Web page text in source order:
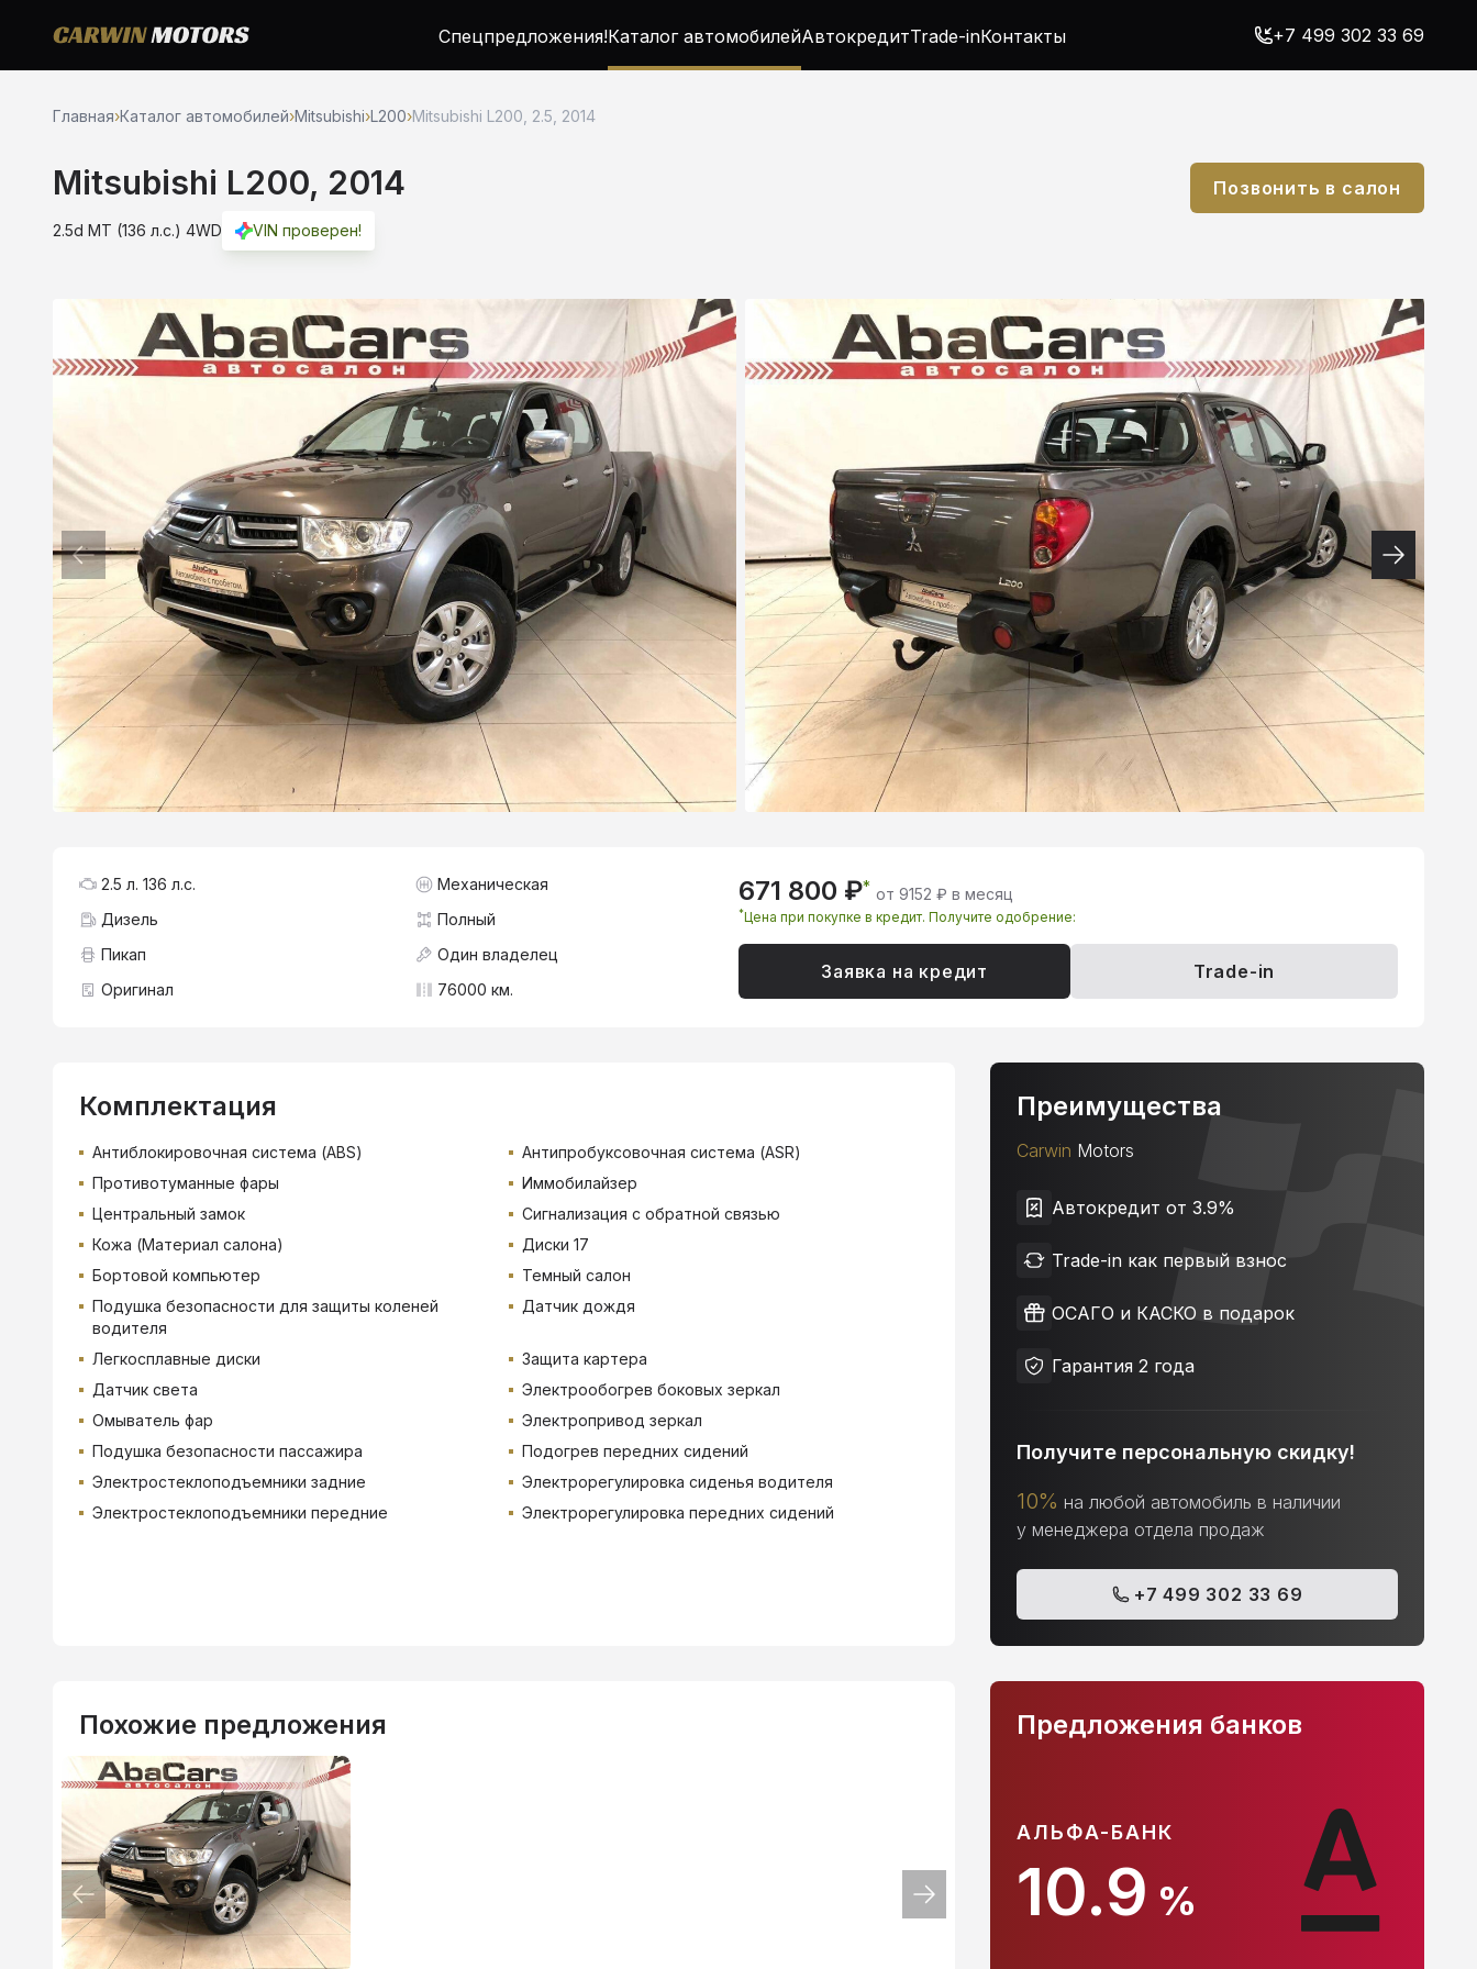
Спецпредложения!Каталог автомобилейАвтокредитTrade-inКонтакты +7 499 302 33 69
Главная›Каталог автомобилей›Mitsubishi›L200›Mitsubishi L200, 2.5, 2014
Mitsubishi L200, 2014
2.5d MT (136 л.с.) 4WD VIN проверен!
Позвонить в салон
671 800 ₽* от 9152 ₽ в месяц
*Цена при покупке в кредит. Получите одобрение:
Заявка на кредит Trade-in
2.5 л. 136 л.с.
Механическая
Дизель
Полный
Пикап
Один владелец
Оригинал
76000 км.
Комплектация
Антиблокировочная система (ABS)
Антипробуксовочная система (ASR)
Противотуманные фары
Иммобилайзер
Центральный замок
Сигнализация с обратной связью
Кожа (Материал салона)
Диски 17
Бортовой компьютер
Темный салон
Подушка безопасности для защиты коленей
водителя
Датчик дождя
Легкосплавные диски
Защита картера
Датчик света
Электрообогрев боковых зеркал
Омыватель фар
Электропривод зеркал
Подушка безопасности пассажира
Подогрев передних сидений
Электростеклоподъемники задние
Электрорегулировка сиденья водителя
Электростеклоподъемники передние
Электрорегулировка передних сидений
Преимущества
Carwin Motors
Автокредит от 3.9%
Trade-in как первый взнос
ОСАГО и КАСКО в подарок
Гарантия 2 года
Получите персональную скидку!
10% на любой автомобиль в наличии
у менеджера отдела продаж
+7 499 302 33 69
Похожие предложения
ВТБ
3.9%
АЛЬФА-БАНК
10.9 %
Предложения банков